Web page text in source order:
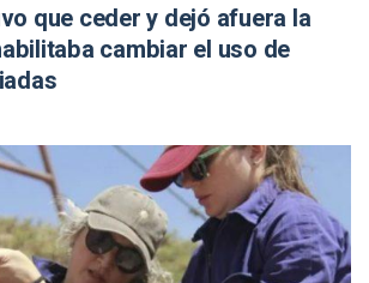
que ceder y dejó afuera la
cambiar el uso de